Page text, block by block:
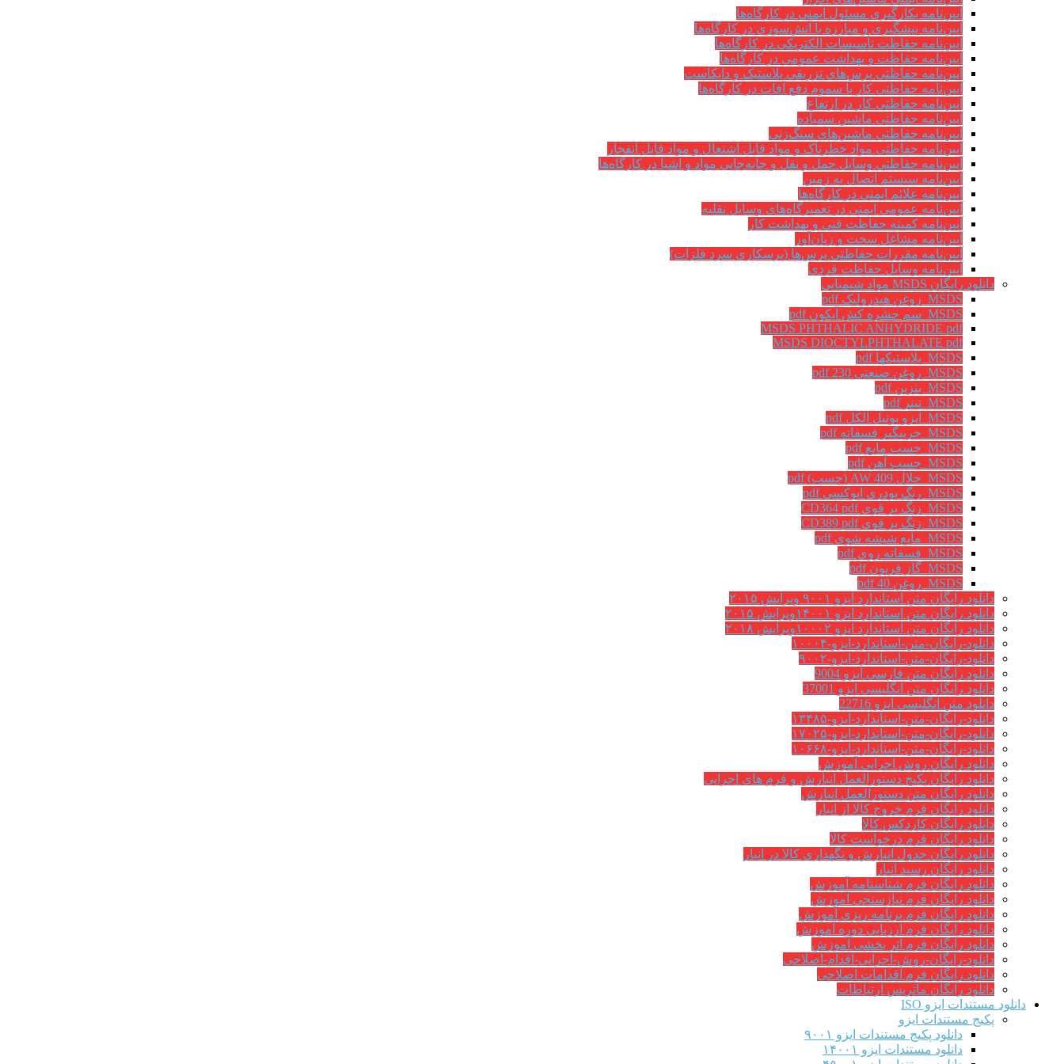
آیین‌نامه بکارگیری مسئول ایمنی در کارگاه‌ها
آیین‌نامه پیشگیری و مبارزه با آتش‌سوزی در کارگاه‌ها
آیین‌نامه حفاظت تأسیسات الکتریکی در کارگاه‌ها
آیین‌نامه حفاظت و بهداشت عمومی در کارگاه‌ها
آیین‌نامه حفاظتی پرس‌های تزریقی پلاستیک و دایکاست
آیین‌نامه حفاظتی کار با سموم دفع آفات در کارگاه‌ها
آیین‌نامه حفاظتی کار در ارتفاع
آیین‌نامه حفاظتی ماشین سمباده
آیین‌نامه حفاظتی ماشین‌های سنگ‌زنی
آیین‌نامه حفاظتی مواد خطرناک و مواد قابل اشتعال و مواد قابل انفجار
آیین‌نامه حفاظتی وسایل حمل و نقل و جابه‌جایی مواد و اشیا در کارگاه‌ها
آیین‌نامه سیستم اتصال به زمین
آیین‌نامه علائم ایمنی در کارگاه‌ها
آیین‌نامه عمومی ایمنی در تعمیرگاه‌های وسایل نقلیه
آیین‌نامه کمیته حفاظت فنی و بهداشت کار
آیین‌نامه مشاغل سخت و زیان‌آور
آیین‌نامه مقررات حفاظتی پرس‌ها (پرسکاری سرد فلزات)
آیین‌نامه وسایل حفاظت فردی
دانلود رایگان MSDS مواد شیمیایی
MSDS روغن هیدرولیک pdf
MSDS سم حشره کش آیکون pdf
MSDS PHTHALIC ANHYDRIDE pdf
MSDS DIOCTYLPHTHALATE pdf
MSDS پلاستیکها pdf
MSDS روغن صنعتی 230 pdf
MSDS بنزین pdf
MSDS تینر pdf
MSDS ایزو بوتیل الکل pdf
MSDS چربیگیر فسفاته pdf
MSDS چسب مایع pdf
MSDS چسب آهن pdf
MSDS حلال AW 409 (چسب) pdf
MSDS رنگ پودری اپوکسی pdf
MSDS زنگ بر قوی CD364 pdf
MSDS زنگ بر قوی CD389 pdf
MSDS مایع شیشه شوی pdf
MSDS فسفاته روی pdf
MSDS گاز فریون pdf
MSDS روغن 40 pdf
دانلود رایگان متن استاندارد ایزو ۹۰۰۱ ویرایش ۲۰۱۵
دانلود رایگان متن استاندارد ایزو ۱۴۰۰۱ویرایش ۲۰۱۵
دانلود رایگان متن استاندارد ایزو ۱۰۰۰۲ویرایش ۲۰۱۸
دانلود-رایگان-متن-استاندارد-ایزو-۱۰۰۰۴
دانلود-رایگان-متن-استاندارد-ایزو-۹۰۰۲
دانلود رایگان متن فارسی ایزو 9004
دانلود رایگان متن انگلیسی ایزو 37001
دانلود متن انگلیسی ایزو 22716
دانلود-رایگان-متن-استاندارد-ایزو-۱۳۴۸۵
دانلود-رایگان-متن-استاندارد-ایزو-۱۷۰۲۵
دانلود-رایگان-متن-استاندارد-ایزو-۱۰۶۶۸
دانلود رایگان روش اجرایی آموزش
دانلود رایگان پکیج دستورالعمل انبارش و فرم های اجرایی
دانلود رایگان متن دستورالعمل انبارش
دانلود رایگان فرم خروج کالا از انبار
دانلود رایگان کاردکس کالا
دانلود رایگان فرم درخواست کالا
دانلود رایگان جدول انبارش و نگهداری کالا در انبار
دانلود رایگان رسید انبار
دانلود رایگان فرم شناسنامه آموزش
دانلود رایگان فرم نیازسنجی آموزش
دانلود رایگان فرم برنامه ریزی آموزش
دانلود رایگان فرم ارزیابی دوره آموزش
دانلود رایگان فرم اثر بخشی آموزش
دانلود-رایگان-روش-اجرایی-اقدام-اصلاحی
دانلود رایگان فرم اقدامات اصلاحی
دانلود رایگان ماتریس ارتباطات
دانلود مستندات ایزو ISO
پکیج مستندات ایزو
دانلود پکیج مستندات ایزو ۹۰۰۱
دانلود مستندات ایزو ۱۴۰۰۱